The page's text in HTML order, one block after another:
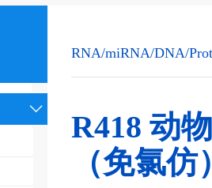
RNA/miRNA/DNA/
R418 动
（免氯仿